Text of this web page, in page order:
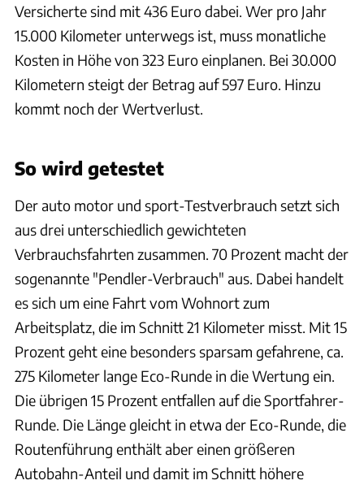
Versicherte sind mit 436 Euro dabei. Wer pro Jahr
15.000 Kilometer unterwegs ist, muss monatliche
Kosten in Höhe von 323 Euro einplanen. Bei 30.000
Kilometern steigt der Betrag auf 597 Euro. Hinzu
kommt noch der Wertverlust.
So wird getestet
Der auto motor und sport-Testverbrauch setzt sich
aus drei unterschiedlich gewichteten
Verbrauchsfahrten zusammen. 70 Prozent macht der
sogenannte "Pendler-Verbrauch" aus. Dabei handelt
es sich um eine Fahrt vom Wohnort zum
Arbeitsplatz, die im Schnitt 21 Kilometer misst. Mit 15
Prozent geht eine besonders sparsam gefahrene, ca.
275 Kilometer lange Eco-Runde in die Wertung ein.
Die übrigen 15 Prozent entfallen auf die Sportfahrer-
Runde. Die Länge gleicht in etwa der Eco-Runde, die
Routenführung enthält aber einen größeren
Autobahn-Anteil und damit im Schnitt höhere